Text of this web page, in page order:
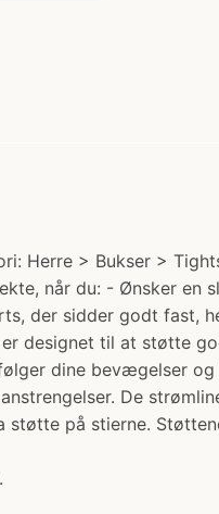
Herre > Bukser >
når du: - Ønsker
der sidder godt fast,
designet til at støtte
dine bevægelser
De
på stierne.